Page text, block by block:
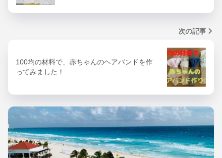
次の記事
100均の材料で、赤ちゃんのヘアバンドを作
ってみました！